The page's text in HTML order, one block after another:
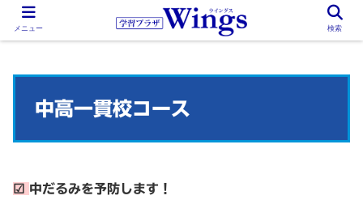
中高一貫校コース
☑ 中だるみを予防します！
メニュー 検索